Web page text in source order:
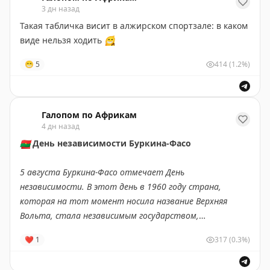
Эти кристаллы подкрашивают и делают очень
интересные оригинальные украшения.
group.ru/welcome
Александр. В то же время популярность некоторых
еще недавно распространенных имен снижается:
Кирилл опустился на 17-е место, Сергей — на 31-е, а
3 дн назад
Такая табличка висит в алжирском спортзале: в каком
виде нельзя ходить 😁
😁 5 414(1.2%)
Галопом по Африкам
4 дн назад
🇧🇫 День независимости Буркина-Фасо
5 августа Буркина-Фасо отмечает День
независимости. В этот день в 1960 году страна,
которая на тот момент носила название Верхняя
Вольта, стала независимым государством,
господства.
❤ 1 317(0.3%)